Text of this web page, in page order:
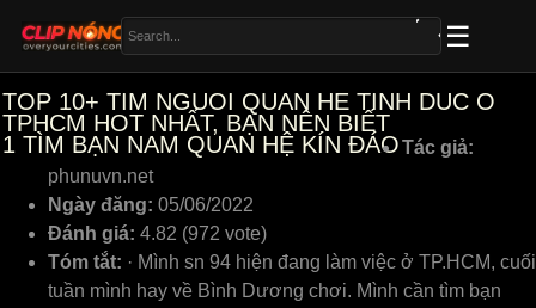
TOP 10+ TIM NGUOI QUAN HE TINH DUC O
TPHCM HOT NHẤT, BẠN NÊN BIẾT
1 TÌM BẠN NAM QUAN HỆ KÍN ĐÁOTác giả:
phunuvn.net
Ngày đăng: 05/06/2022
Đánh giá: 4.82 (972 vote)
Tóm tắt: · Mình sn 94 hiện đang làm việc ở TP.HCM, cuối
tuần mình hay về Bình Dương chơi. Mình cần tìm bạn